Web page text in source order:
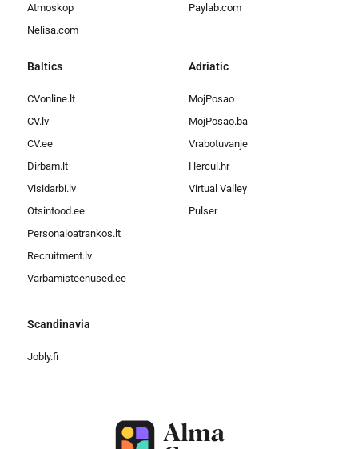
Atmoskop
Nelisa.com
Paylab.com
Baltics
CVonline.lt
CV.lv
CV.ee
Dirbam.lt
Visidarbi.lv
Otsintood.ee
Personaloatrankos.lt
Recruitment.lv
Varbamisteenused.ee
Adriatic
MojPosao
MojPosao.ba
Vrabotuvanje
Hercul.hr
Virtual Valley
Pulser
Scandinavia
Jobly.fi